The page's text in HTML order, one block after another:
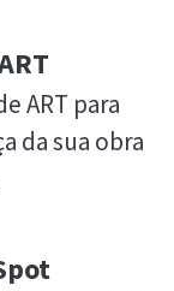
ART para
da sua obra